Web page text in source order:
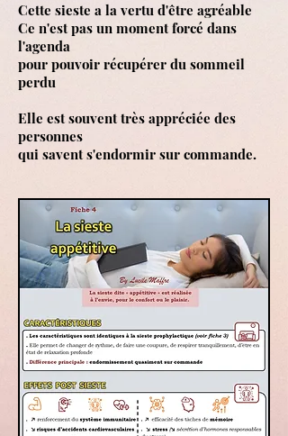
Cette sieste a la vertu d'être agréable
Ce n'est pas un moment forcé dans
l'agenda
pour pouvoir récupérer du sommeil
perdu
Elle est souvent très appréciée des
personnes
qui savent s'endormir sur commande.